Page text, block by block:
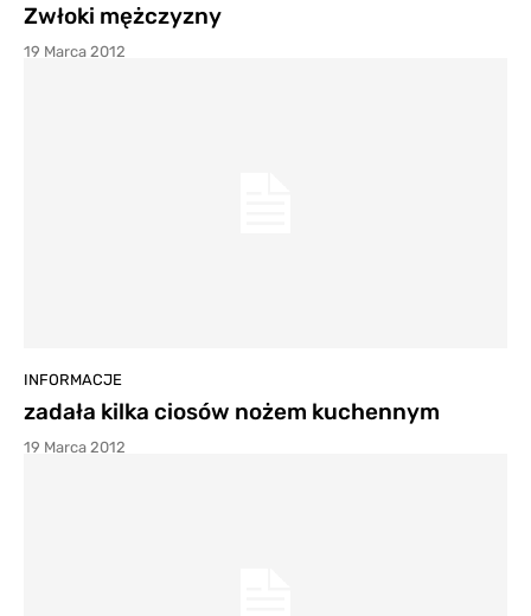
Zwłoki mężczyzny
19 Marca 2012
INFORMACJE
zadała kilka ciosów nożem kuchennym
19 Marca 2012